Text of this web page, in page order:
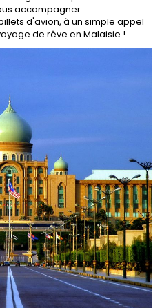
accompagner.
d'avion, à un simple appel
de rêve en Malaisie !